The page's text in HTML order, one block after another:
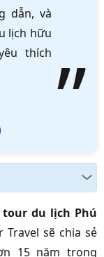
dẫn, và
lịch hữu
thích
tour du lịch Phú
Travel sẽ chia sẻ
15 năm trong